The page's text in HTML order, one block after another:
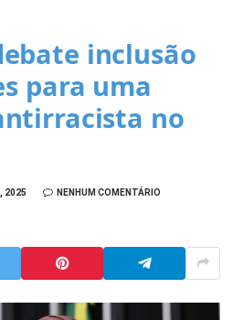
inclusão
para uma
no
2025 NENHUM COMENTÁRIO